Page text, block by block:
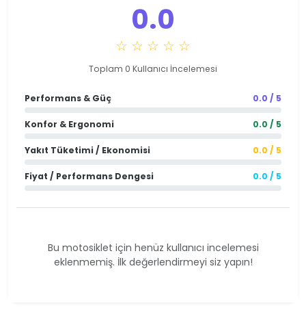
0.0
☆ ☆ ☆ ☆ ☆
Toplam 0 Kullanıcı İncelemesi
Performans & Güç 0.0 / 5
Konfor & Ergonomi 0.0 / 5
Yakıt Tüketimi / Ekonomisi 0.0 / 5
Fiyat / Performans Dengesi 0.0 / 5
Bu motosiklet için henüz kullanıcı incelemesi
eklenmemiş. İlk değerlendirmeyi siz yapın!